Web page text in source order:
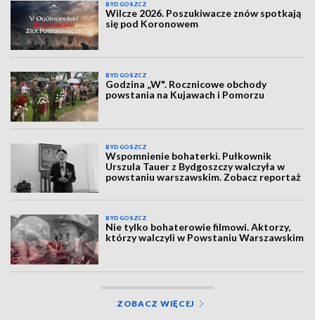
BYDGOSZCZ
Wilcze 2026. Poszukiwacze znów spotkają
się pod Koronowem
BYDGOSZCZ
Godzina „W". Rocznicowe obchody
powstania na Kujawach i Pomorzu
BYDGOSZCZ
Wspomnienie bohaterki. Pułkownik
Urszula Tauer z Bydgoszczy walczyła w
powstaniu warszawskim. Zobacz reportaż
BYDGOSZCZ
Nie tylko bohaterowie filmowi. Aktorzy,
którzy walczyli w Powstaniu Warszawskim
ZOBACZ WIĘCEJ